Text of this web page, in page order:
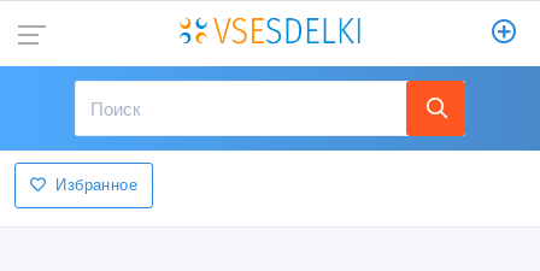
Избранное